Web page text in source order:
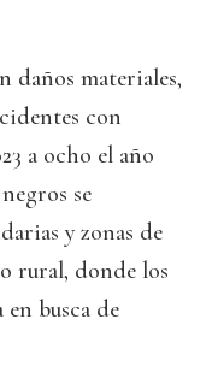
daños materiales,
con
a ocho el año
se
y zonas de
rural, donde los
busca de